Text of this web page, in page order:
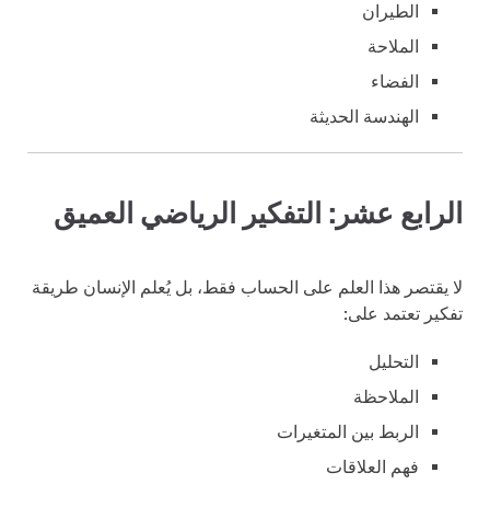
الطيران
الملاحة
الفضاء
الهندسة الحديثة
الرابع عشر: التفكير الرياضي العميق
لا يقتصر هذا العلم على الحساب فقط، بل يُعلم الإنسان طريقة
تفكير تعتمد على:
التحليل
الملاحظة
الربط بين المتغيرات
فهم العلاقات